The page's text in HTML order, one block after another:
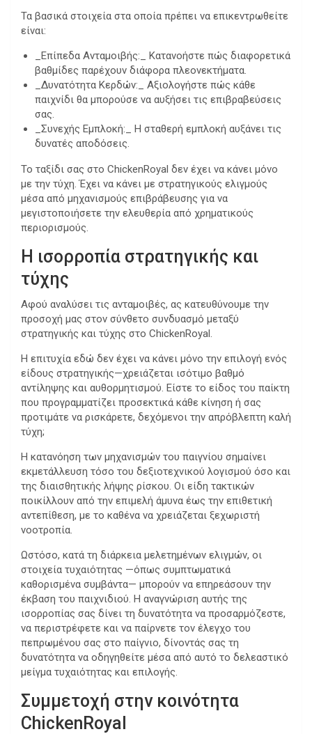
Τα βασικά στοιχεία στα οποία πρέπει να επικεντρωθείτε
είναι:
_Επίπεδα Ανταμοιβής:_ Κατανοήστε πώς διαφορετικά
βαθμίδες παρέχουν διάφορα πλεονεκτήματα.
_Δυνατότητα Κερδών:_ Αξιολογήστε πώς κάθε
παιχνίδι θα μπορούσε να αυξήσει τις επιβραβεύσεις
σας.
_Συνεχής Εμπλοκή:_ Η σταθερή εμπλοκή αυξάνει τις
δυνατές αποδόσεις.
Το ταξίδι σας στο ChickenRoyal δεν έχει να κάνει μόνο
με την τύχη. Έχει να κάνει με στρατηγικούς ελιγμούς
μέσα από μηχανισμούς επιβράβευσης για να
μεγιστοποιήσετε την ελευθερία από χρηματικούς
περιορισμούς.
Η ισορροπία στρατηγικής και
τύχης
Αφού αναλύσει τις ανταμοιβές, ας κατευθύνουμε την
προσοχή μας στον σύνθετο συνδυασμό μεταξύ
στρατηγικής και τύχης στο ChickenRoyal.
Η επιτυχία εδώ δεν έχει να κάνει μόνο την επιλογή ενός
είδους στρατηγικής—χρειάζεται ισότιμο βαθμό
αντίληψης και αυθορμητισμού. Είστε το είδος του παίκτη
που προγραμματίζει προσεκτικά κάθε κίνηση ή σας
προτιμάτε να ρισκάρετε, δεχόμενοι την απρόβλεπτη καλή
τύχη;
Η κατανόηση των μηχανισμών του παιγνίου σημαίνει
εκμετάλλευση τόσο του δεξιοτεχνικού λογισμού όσο και
της διαισθητικής λήψης ρίσκου. Οι είδη τακτικών
ποικίλλουν από την επιμελή άμυνα έως την επιθετική
αντεπίθεση, με το καθένα να χρειάζεται ξεχωριστή
νοοτροπία.
Ωστόσο, κατά τη διάρκεια μελετημένων ελιγμών, οι
στοιχεία τυχαιότητας —όπως συμπτωματικά
καθορισμένα συμβάντα— μπορούν να επηρεάσουν την
έκβαση του παιχνιδιού. Η αναγνώριση αυτής της
ισορροπίας σας δίνει τη δυνατότητα να προσαρμόζεστε,
να περιστρέφετε και να παίρνετε τον έλεγχο του
πεπρωμένου σας στο παίγνιο, δίνοντάς σας τη
δυνατότητα να οδηγηθείτε μέσα από αυτό το δελεαστικό
μείγμα τυχαιότητας και επιλογής.
Συμμετοχή στην κοινότητα
ChickenRoyal